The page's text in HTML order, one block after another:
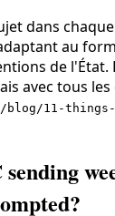
dans
au
de l'État.
avec tous
/blog/11-